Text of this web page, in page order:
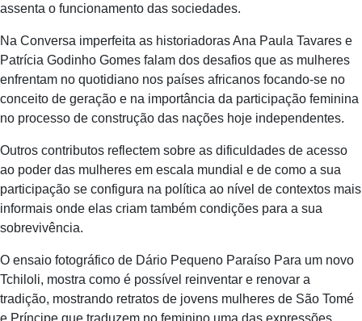
assenta o funcionamento das sociedades.
Na Conversa imperfeita as historiadoras Ana Paula Tavares e
Patrícia Godinho Gomes falam dos desafios que as mulheres
enfrentam no quotidiano nos países africanos focando-se no
conceito de geração e na importância da participação feminina
no processo de construção das nações hoje independentes.
Outros contributos reflectem sobre as dificuldades de acesso
ao poder das mulheres em escala mundial e de como a sua
participação se configura na política ao nível de contextos mais
informais onde elas criam também condições para a sua
sobrevivência.
O ensaio fotográfico de Dário Pequeno Paraíso Para um novo
Tchiloli, mostra como é possível reinventar e renovar a
tradição, mostrando retratos de jovens mulheres de São Tomé
e Príncipe que traduzem no feminino uma das expressões